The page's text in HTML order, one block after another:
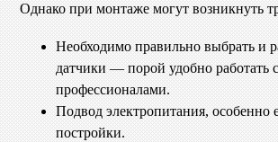
Однако при монтаже могут возникнуть
Необходимо правильно выбрать и
датчики — порой удобно работать с
профессионалами.
Подвод электропитания, особенно
постройки.